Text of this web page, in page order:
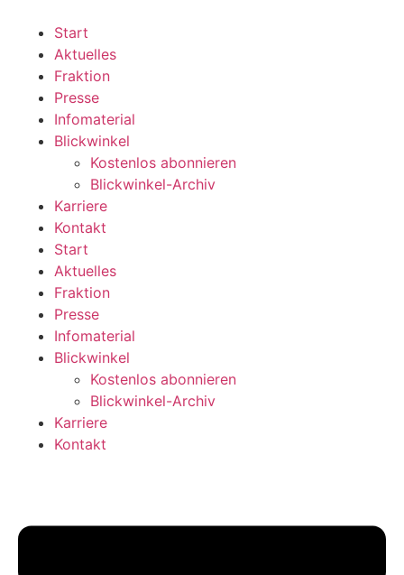
wechseln
Start
Aktuelles
Fraktion
Presse
Infomaterial
Blickwinkel
Kostenlos abonnieren
Blickwinkel-Archiv
Karriere
Kontakt
Start
Aktuelles
Fraktion
Presse
Infomaterial
Blickwinkel
Kostenlos abonnieren
Blickwinkel-Archiv
Karriere
Kontakt